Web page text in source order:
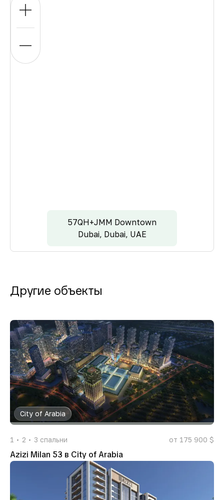
57QH+JMM Downtown
Dubai, Dubai, UAE
Другие объекты
City of Arabia
1 2 3 спальни от 175 900 $
Azizi Milan 53 в City of Arabia